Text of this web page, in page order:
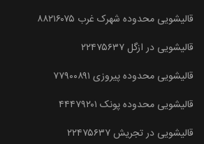
قالیشویی محدوده شهرک غرب ۸۸۲۱۶۰۷۵
قالیشویی در ازگل ۲۲۴۷۵۶۳۷
قالیشویی محدوده پیروزی ۷۷۹۰۰۸۹۱
قالیشویی محدوده پونک ۴۴۴۷۹۲۰۱
قالیشویی در تجریش ۲۲۴۷۵۶۳۷